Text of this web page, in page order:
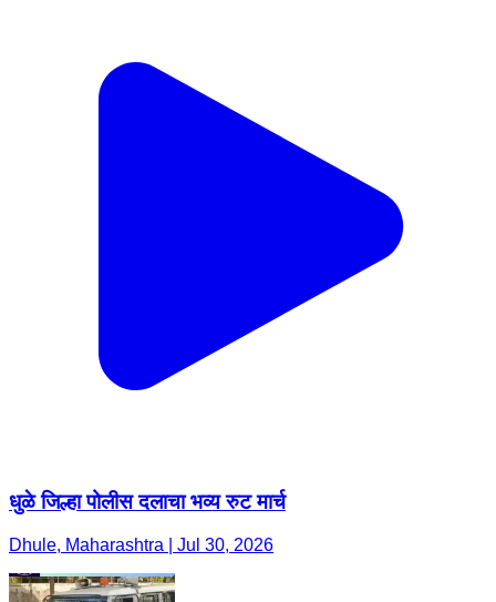
धुळे जिल्हा पोलीस दलाचा भव्य रुट मार्च
Dhule, Maharashtra | Jul 30, 2026